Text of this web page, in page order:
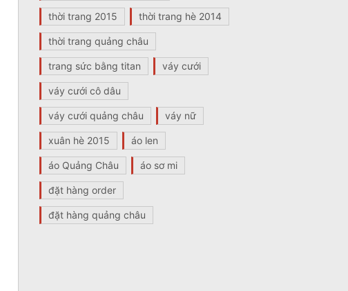
thời trang 2015 thời trang hè 2014
thời trang quảng châu
trang sức bằng titan váy cưới
váy cưới cô dâu
váy cưới quảng châu váy nữ
xuân hè 2015 áo len
áo Quảng Châu áo sơ mi
đặt hàng order
đặt hàng quảng châu